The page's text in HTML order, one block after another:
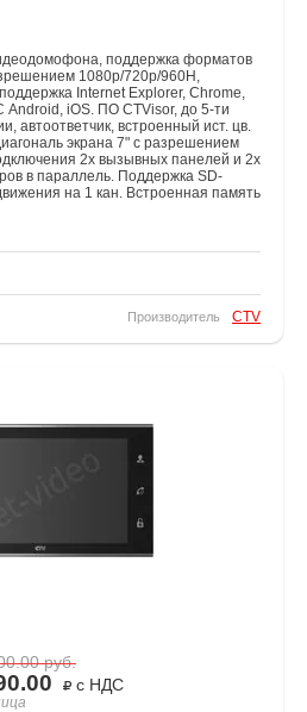
поддержка форматов
1080p/720p/960H,
Internet Explorer, Chrome,
Android, iOS. ПО CTVisor, до 5-ти
автоответчик, встроенный ист. цв.
экрана 7" с разрешением
2х вызывных панелей и 2х
в параллель. Поддержка SD-
на 1 кан. Встроенная память
Производитель CTV
руб.
с НДС